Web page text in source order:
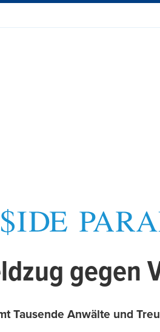
gegen
Tausende Anwälte und